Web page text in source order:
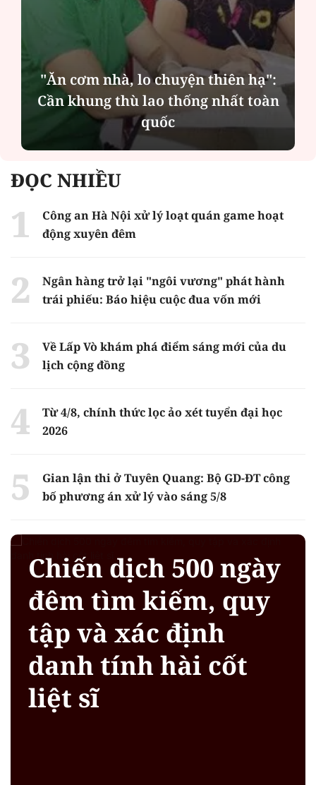
"Ăn cơm nhà, lo chuyện thiên hạ":
Cần khung thù lao thống nhất toàn
quốc
ĐỌC NHIỀU
Công an Hà Nội xử lý loạt quán game hoạt
động xuyên đêm
Ngân hàng trở lại "ngôi vương" phát hành
trái phiếu: Báo hiệu cuộc đua vốn mới
Về Lấp Vò khám phá điểm sáng mới của du
lịch cộng đồng
Từ 4/8, chính thức lọc ảo xét tuyển đại học
2026
Gian lận thi ở Tuyên Quang: Bộ GD-ĐT công
bố phương án xử lý vào sáng 5/8
Chiến dịch 500 ngày
đêm tìm kiếm, quy
tập và xác định
danh tính hài cốt
liệt sĩ